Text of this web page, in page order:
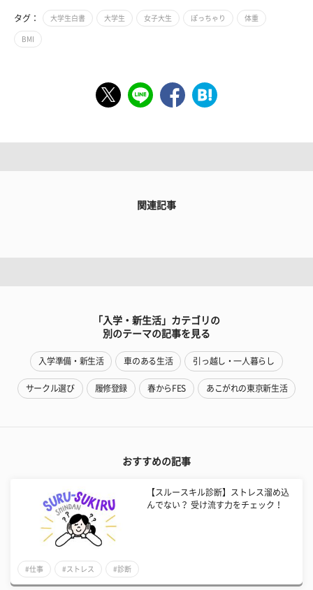
タグ： 大学生白書 大学生 女子大生 ぽっちゃり 体重
BMI
関連記事
「入学・新生活」カテゴリの
別のテーマの記事を見る
入学準備・新生活 車のある生活 引っ越し・一人暮らし
サークル選び 履修登録 春からFES あこがれの東京新生活
おすすめの記事
【スルースキル診断】ストレス溜め込
んでない？ 受け流す力をチェック！
#仕事 #ストレス #診断